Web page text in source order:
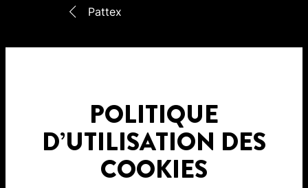
Pattex
POLITIQUE
D’UTILISATION DES
COOKIES